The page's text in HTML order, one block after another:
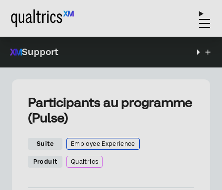
Support
Participants au programme
(Pulse)
Suite Employee Experience
Produit Qualtrics